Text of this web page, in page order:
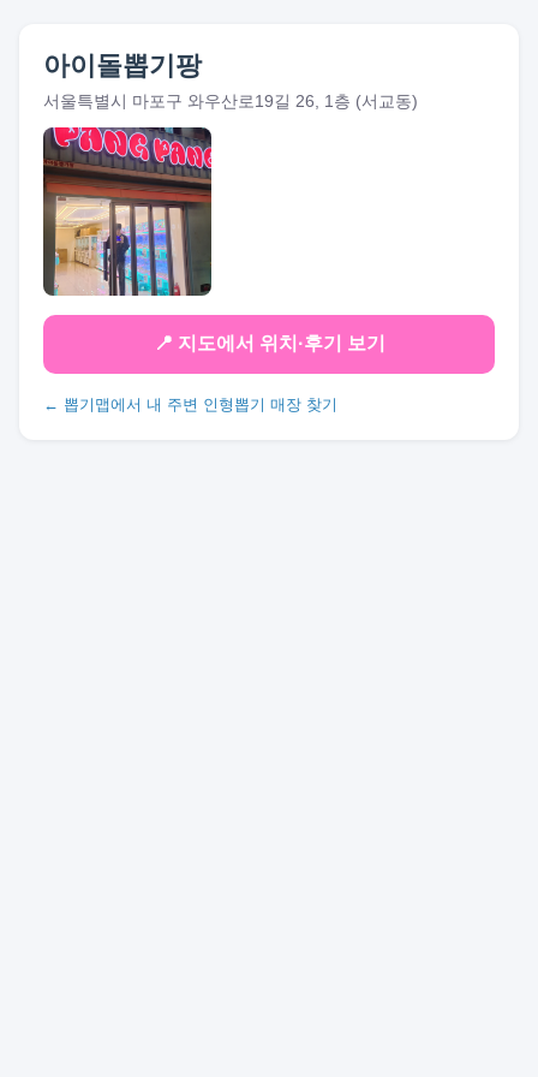
아이돌뽑기팡
서울특별시 마포구 와우산로19길 26, 1층 (서교동)
📍 지도에서 위치·후기 보기
← 뽑기맵에서 내 주변 인형뽑기 매장 찾기